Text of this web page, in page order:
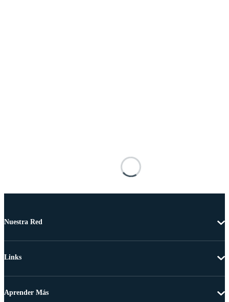
Nuestra Red
Links
Aprender Más